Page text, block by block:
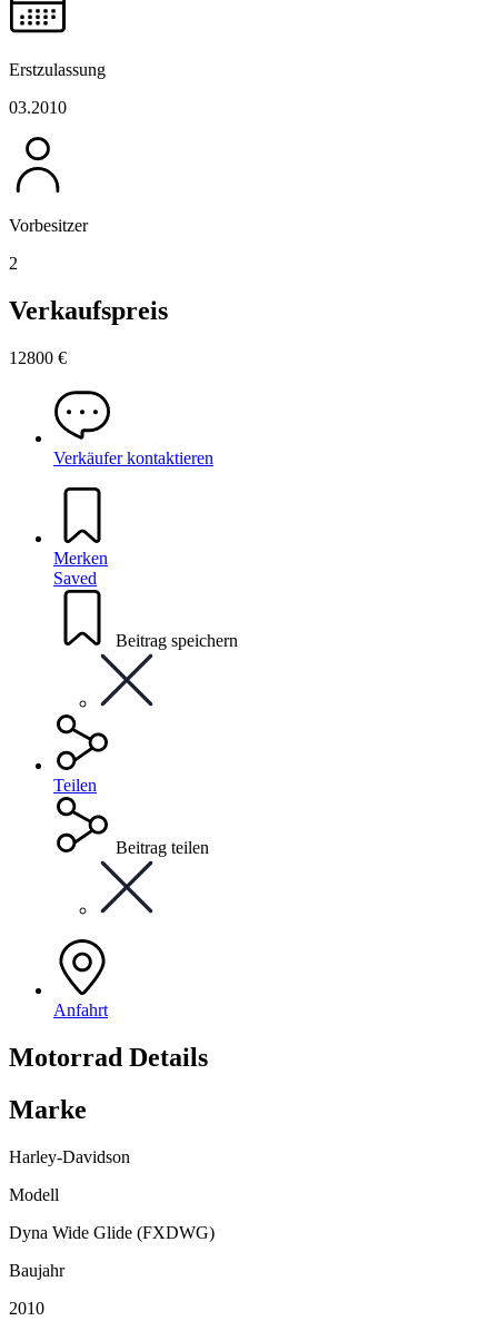
Erstzulassung
03.2010
Vorbesitzer
2
Verkaufspreis
12800 €
Verkäufer kontaktieren
Merken
Saved
Beitrag speichern
Teilen
Beitrag teilen
Anfahrt
Motorrad Details
Marke
Harley-Davidson
Modell
Dyna Wide Glide (FXDWG)
Baujahr
2010